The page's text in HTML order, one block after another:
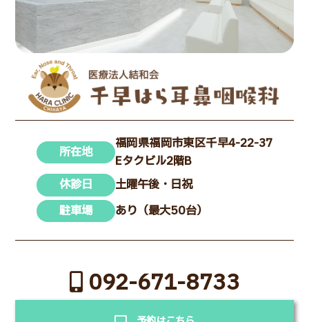
所在地
福岡県福岡市東区千早4-22-37
Eタクビル2階B
休診日
土曜午後・日祝
駐車場
あり（最大50台）
092-671-8733